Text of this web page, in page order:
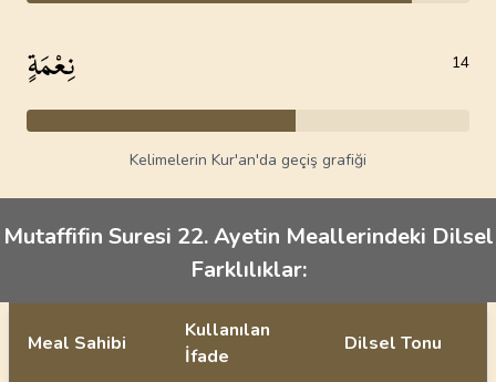
نِعْمَةٍ 14
Kelimelerin Kur'an'da geçiş grafiği
Mutaffifin Suresi 22. Ayetin Meallerindeki Dilsel
Farklılıklar:
Meal Sahibi
Kullanılan
İfade
Dilsel Tonu